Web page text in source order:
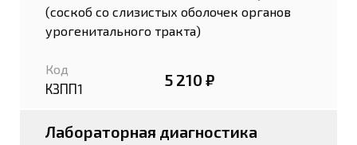
(соскоб со слизистых оболочек органов
урогенитального тракта)
Код
КЗПП1 5 210 ₽
Лабораторная диагностика